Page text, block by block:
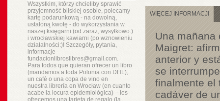
Wszystkim, którzy chcieliby sprawić
przyjemność bliskiej osobie, polecamy
kartę podarunkową - na dowolną,
ustaloną kwotę - do wykorzystania w
naszej księgarni (od zaraz, wysyłkowo:)
i wrocławskiej kawiarni (po wznowieniu
działalności:)! Szczegóły, pytania,
informacje -
fundacionlibroslibres@gmail.com.
Para todos que quieran ofrecer un libro
(mandamos a toda Polonia con DHL),
un café o una copa de vino en
nuestra libreríaen Wrocław (en cuanto
acabe la locura epidemiológica) - les
ofrecemos una tarjeta de regalo (la
WIĘCEJ INFORMACJI
Una mañana
Maigret:
anterior y
se
finalmente el
cadáver de